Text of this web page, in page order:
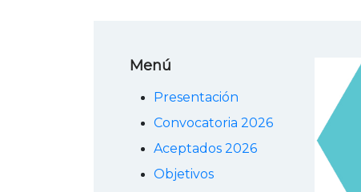
Menú
Presentación
Convocatoria 2026
Aceptados 2026
Objetivos